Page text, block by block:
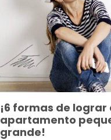
¡6 formas de
apartamento
grande!